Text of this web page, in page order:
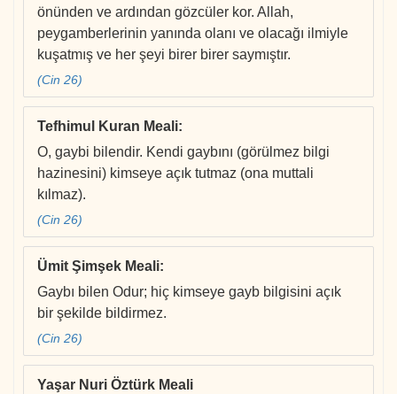
önünden ve ardından gözcüler kor. Allah,
peygamberlerinin yanında olanı ve olacağı ilmiyle
kuşatmış ve her şeyi birer birer saymıştır.
(Cin 26)
Tefhimul Kuran Meali:
O, gaybi bilendir. Kendi gaybını (görülmez bilgi
hazinesini) kimseye açık tutmaz (ona muttali
kılmaz).
(Cin 26)
Ümit Şimşek Meali:
Gaybı bilen Odur; hiç kimseye gayb bilgisini açık
bir şekilde bildirmez.
(Cin 26)
Yaşar Nuri Öztürk Meali